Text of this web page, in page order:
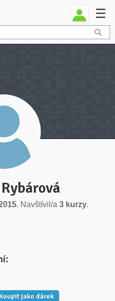
☰
. Navštívil/a3 kurzy.
Koupit jako dárek